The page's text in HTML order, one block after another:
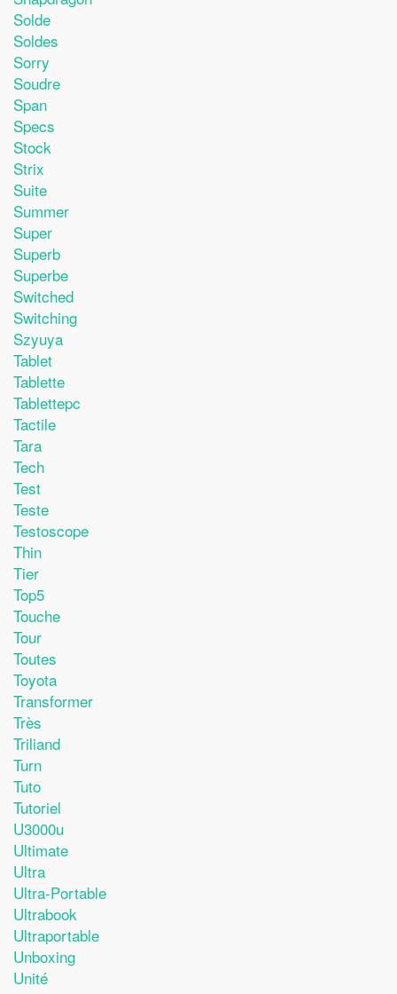
Solde
Soldes
Sorry
Soudre
Span
Specs
Stock
Strix
Suite
Summer
Super
Superb
Superbe
Switched
Switching
Szyuya
Tablet
Tablette
Tablettepc
Tactile
Tara
Tech
Test
Teste
Testoscope
Thin
Tier
Top5
Touche
Tour
Toutes
Toyota
Transformer
Très
Triliand
Turn
Tuto
Tutoriel
U3000u
Ultimate
Ultra
Ultra-Portable
Ultrabook
Ultraportable
Unboxing
Unité